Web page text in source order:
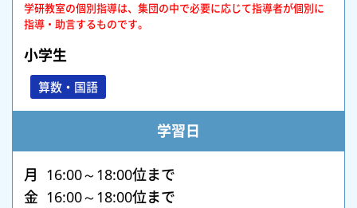
学研教室の個別指導は、集団の中で必要に応じて指導者が個別に
指導・助言するものです。
小学生
算数・国語
学習日
月 16:00～18:00位まで
金 16:00～18:00位まで